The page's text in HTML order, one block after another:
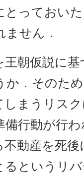
っておい
せん．
朝仮説に
．そのた
まうリス
備行動が行
動産を死
るというリ